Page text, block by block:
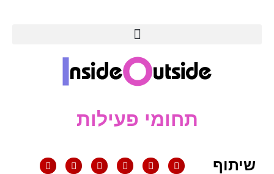
תחומי פעילות
שיתוף